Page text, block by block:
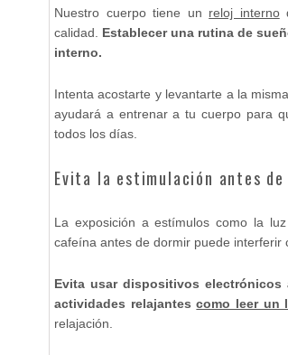
Nuestro cuerpo tiene un reloj interno
calidad. Establecer una rutina de
interno.
Intenta acostarte y levantarte a la
ayudará a entrenar a tu cuerpo para
todos los días.
Evita la estimulación antes
La exposición a estímulos como la
cafeína antes de dormir puede interferir
Evita usar dispositivos
actividades relajantescomo leer un
relajación.